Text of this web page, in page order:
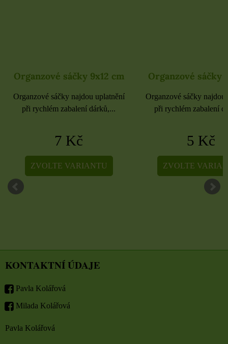
Organzové sáčky 9x12 cm
Organzové sáčky najdou uplatnění
při rychlém zabalení dárků,...
7 Kč
ZVOLTE VARIANTU
Organzové sáčky
Organzové sáčky najdou
při rychlém zabalení
5 Kč
ZVOLTE
KONTAKTNÍ ÚDAJE
Pavla Kolářová
Milada Kolářová
Pavla Kolářová